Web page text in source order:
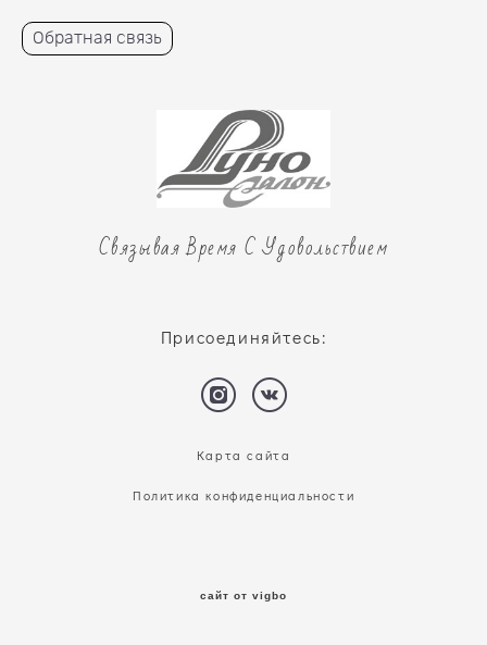
Обратная связь
Связывая Время С Удовольствием
Присоединяйтесь:
Карта сайта
Политика конфиденциальности
сайт от vigbo